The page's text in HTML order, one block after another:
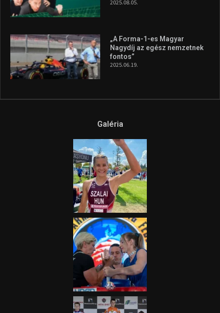
A legfrissebb videók
Az extrém időjárás és az
aszály következményeire hívja
fel a figyelmet Litkai Gergely
és a Greenpeace közös
itt a Tippmix Teljes
Terjedelem!
„A Forma-1-es Magyar
Nagydíj az egész nemzetnek
fontos”
2025.06.19.
Galéria